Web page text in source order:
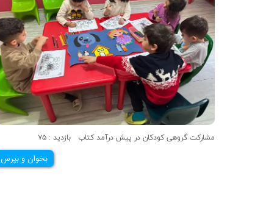
مشارکت گروهی کودکان در پیش درآمد کتاب بازدید : ۷۵
بخوان و بپرس